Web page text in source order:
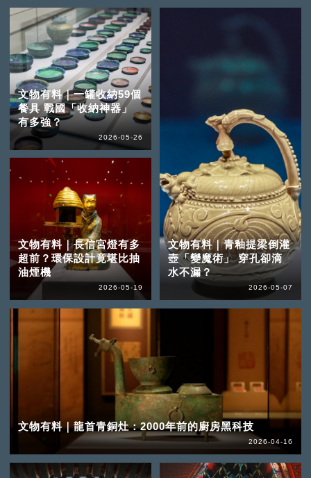
文物有料｜一罐收納59個
餐具 戰國「收納神器」
有多強？
2026-05-26
文物有料｜長信宮燈有多
超前？環保設計竟堪比抽
油煙機
2026-05-19
文物有料｜青釉提梁倒灌
壺「變魔術」 穿孔卻滴
水不漏？
2026-05-07
文物有料｜龍首青銅灶：2000年前的廚房黑科技
2026-04-16